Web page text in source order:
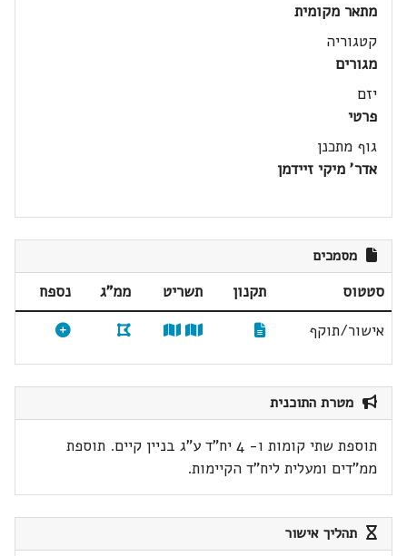
מתאר מקומית
קטגוריה
מגורים
יזם
פרטי
גוף מתכנן
אדר' מיקי זיידמן
מסמכים
סטטוס תקנון תשריט ממ"ג
נספח
אישור/תוקף
מטרת התוכנית
תוספת שתי קומות ו- 4 יח"ד ע"ג בניין קיים. תוספת
ממ"דים ומעלית ליח"ד הקיימות.
תהליך אישור